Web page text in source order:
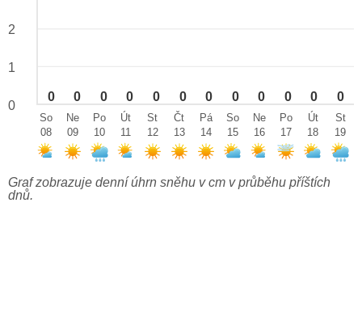
0 0 0 0 0 0 0 0 0 0 0 0
2
1
0
So
08
Ne
09
Po
10
Út
11
St
12
Čt
13
Pá
14
So
15
Ne
16
Po
17
Út
18
St
19
Graf zobrazuje denní úhrn sněhu v cm v průběhu příštích
dnů.